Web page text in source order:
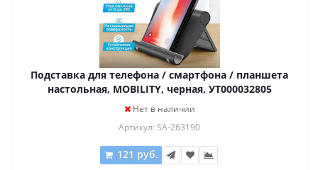
Подставка для телефона / смартфона / планшета
настольная, MOBILITY, черная, УТ000032805
Нет в наличии
Артикул: SA-263190
121 руб.